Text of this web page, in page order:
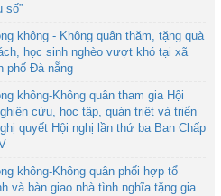
số”
không - Không quân thăm, tặng quà
học sinh nghèo vượt khó tại xã
phố Đà nẵng
không-Không quân tham gia Hội
cứu, học tập, quán triệt và triển
quyết Hội nghị lần thứ ba Ban Chấp
không-Không quân phối hợp tổ
và bàn giao nhà tình nghĩa tặng gia